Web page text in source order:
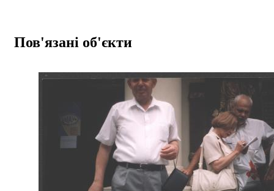
Пов'язані об'єкти